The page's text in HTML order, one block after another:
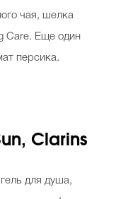
чая, шелка
Care. Еще один
персика.
Clarins
для душа,